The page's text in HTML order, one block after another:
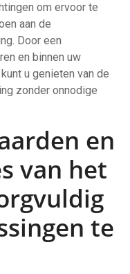
om ervoor te
aan de
Door een
en binnen uw
u genieten van de
zonder onnodige
en
van het
te